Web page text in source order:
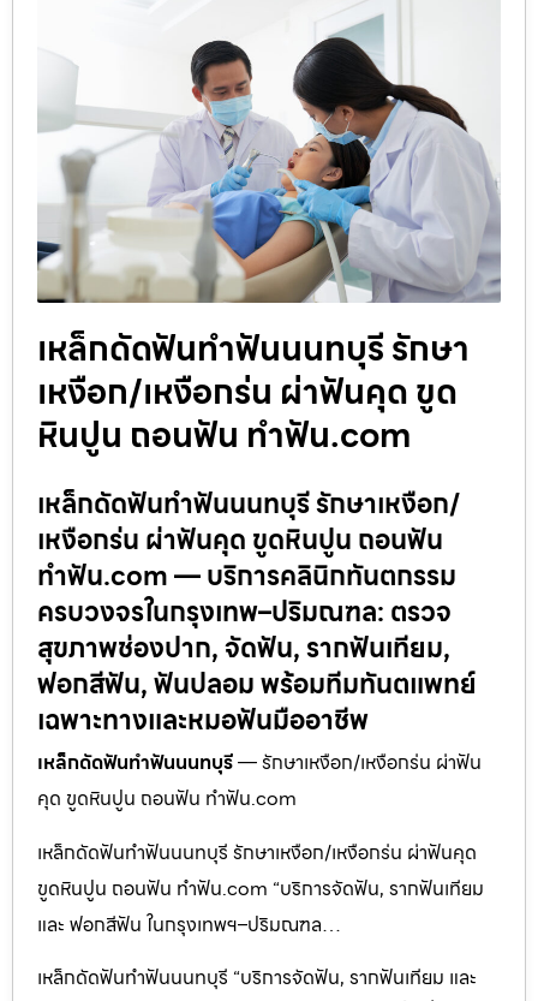
เหล็กดัดฟันทำฟันนนทบุรี รักษา
เหงือก/เหงือกร่น ผ่าฟันคุด ขูด
หินปูน ถอนฟัน ทำฟัน.com
เหล็กดัดฟันทำฟันนนทบุรี รักษาเหงือก/
เหงือกร่น ผ่าฟันคุด ขูดหินปูน ถอนฟัน
ทำฟัน.com — บริการคลินิกทันตกรรม
ครบวงจรในกรุงเทพ–ปริมณฑล: ตรวจ
สุขภาพช่องปาก, จัดฟัน, รากฟันเทียม,
ฟอกสีฟัน, ฟันปลอม พร้อมทีมทันตแพทย์
เฉพาะทางและหมอฟันมืออาชีพ
เหล็กดัดฟันทำฟันนนทบุรี— รักษาเหงือก/เหงือกร่น ผ่าฟัน
คุด ขูดหินปูน ถอนฟัน ทำฟัน.com
เหล็กดัดฟันทำฟันนนทบุรี รักษาเหงือก/เหงือกร่น ผ่าฟันคุด
ขูดหินปูน ถอนฟัน ทำฟัน.com “บริการจัดฟัน, รากฟันเทียม
และ ฟอกสีฟัน ในกรุงเทพฯ–ปริมณฑล…
เหล็กดัดฟันทำฟันนนทบุรี “บริการจัดฟัน, รากฟันเทียม และ